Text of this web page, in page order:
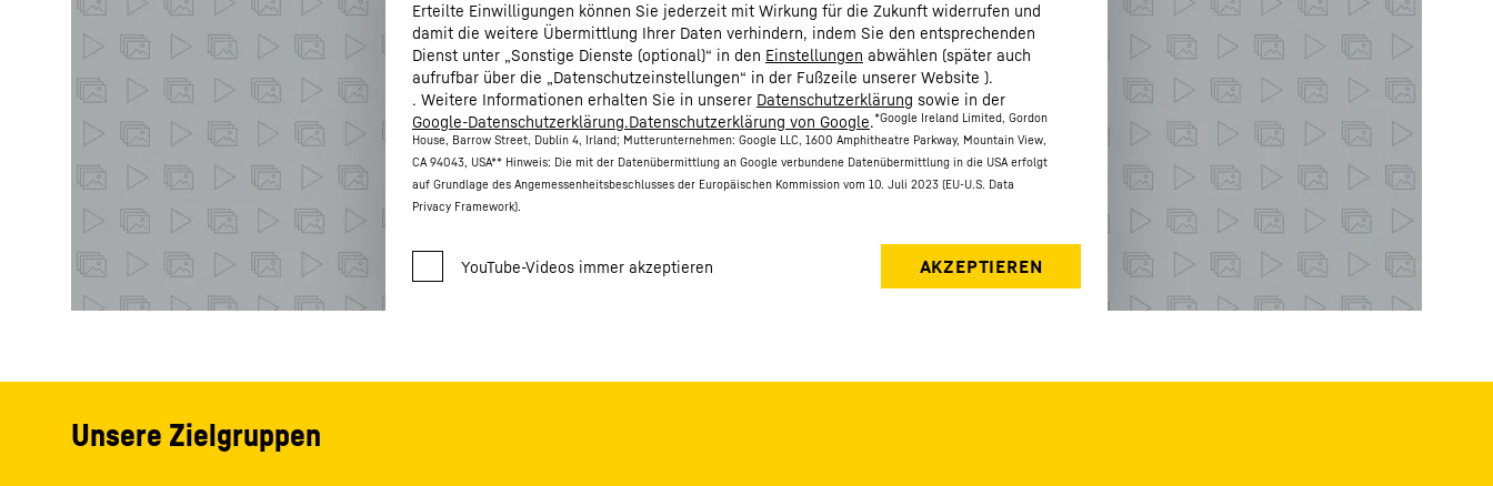
Erteilte Einwilligungen können Sie jederzeit mit Wirkung für die Zukunft widerrufen und
damit die weitere Übermittlung Ihrer Daten verhindern, indem Sie den entsprechenden
Dienst unter „Sonstige Dienste (optional)“ in den Einstellungen abwählen (später auch
aufrufbar über die „Datenschutzeinstellungen“ in der Fußzeile unserer Website ).
. Weitere Informationen erhalten Sie in unserer Datenschutzerklärung sowie in der
Google-Datenschutzerklärung.Datenschutzerklärung von Google.*Google Ireland Limited, Gordon
House, Barrow Street, Dublin 4, Irland; Mutterunternehmen: Google LLC, 1600 Amphitheatre Parkway, Mountain View,
CA 94043, USA** Hinweis: Die mit der Datenübermittlung an Google verbundene Datenübermittlung in die USA erfolgt
auf Grundlage des Angemessenheitsbeschlusses der Europäischen Kommission vom 10. Juli 2023 (EU-U.S. Data
Privacy Framework).
Unsere Zielgruppen